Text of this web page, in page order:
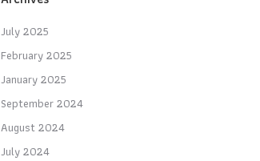
July 2025
February 2025
January 2025
September 2024
August 2024
July 2024